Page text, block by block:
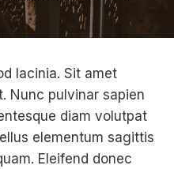
lacinia. Sit amet
Nunc pulvinar sapien
diam volutpat
elementum sagittis
Eleifend donec